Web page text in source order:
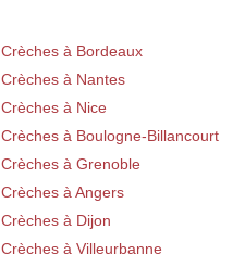
Crèches à Bordeaux
Crèches à Nantes
Crèches à Nice
Crèches à Boulogne-Billancourt
Crèches à Grenoble
Crèches à Angers
Crèches à Dijon
Crèches à Villeurbanne